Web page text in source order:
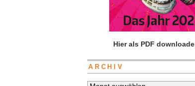
Hier als PDF
ARCHIV